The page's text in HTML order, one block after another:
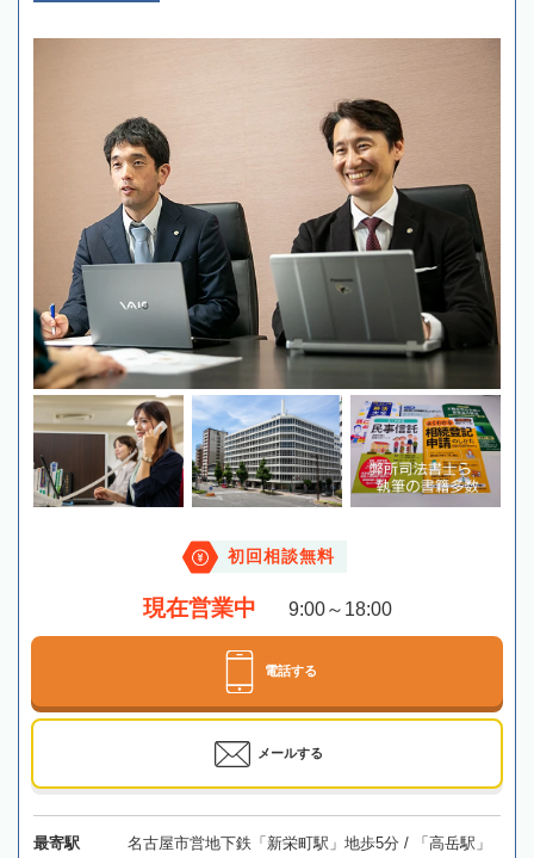
初回相談無料
現在営業中 9:00～18:00
電話する
メールする
最寄駅
名古屋市営地下鉄「新栄町駅」地歩5分 / 「高岳駅」